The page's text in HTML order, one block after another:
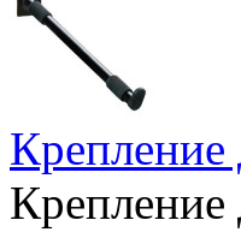
Крепление
Крепление